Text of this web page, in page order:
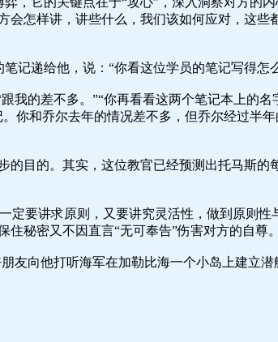
怎样讲，讲些什么，我们该如何应对，这
递给他，说：“你看这位学员的笔记写得怎
我的差不多。”“你再看看这两个笔记本上的
你和乔尔去年的情况差不多，但乔尔经过半
目的。其实，这位教官已经预测出托马斯
要讲求原则，又要讲究灵活性，做到原则
秘密又不因直言“无可奉告”伤害对方的自尊。
友向他打听海军在加勒比海一个小岛上建立